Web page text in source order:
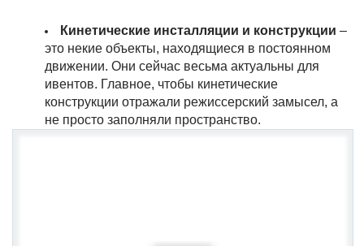
Кинетические инсталляции и конструкции –
это некие объекты, находящиеся в постоянном
движении. Они сейчас весьма актуальны для
ивентов. Главное, чтобы кинетические
конструкции отражали режиссерский замысел, а
не просто заполняли пространство.